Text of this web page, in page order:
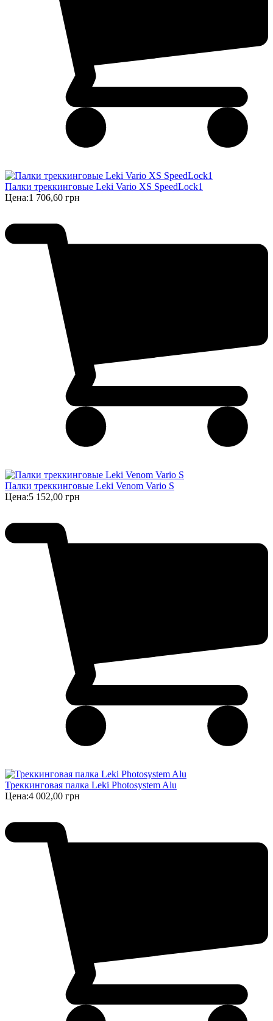
Палки треккинговые Leki Vario XS SpeedLock1
Цена:1 706,60 грн
Палки треккинговые Leki Venom Vario S
Цена:5 152,00 грн
Треккинговая палка Leki Photosystem Alu
Цена:4 002,00 грн